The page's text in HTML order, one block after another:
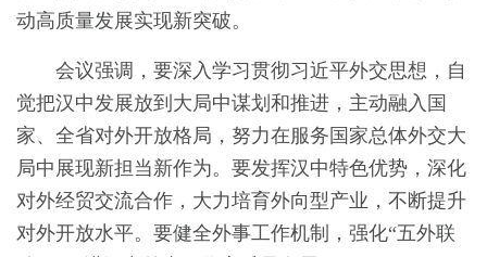
动高质量发展实现新突破。
会议强调，要深入学习贯彻习近平外交思想，自
觉把汉中发展放到大局中谋划和推进，主动融入国
家、全省对外开放格局，努力在服务国家总体外交大
局中展现新担当新作为。要发挥汉中特色优势，深化
对外经贸交流合作，大力培育外向型产业，不断提升
对外开放水平。要健全外事工作机制，强化“五外联